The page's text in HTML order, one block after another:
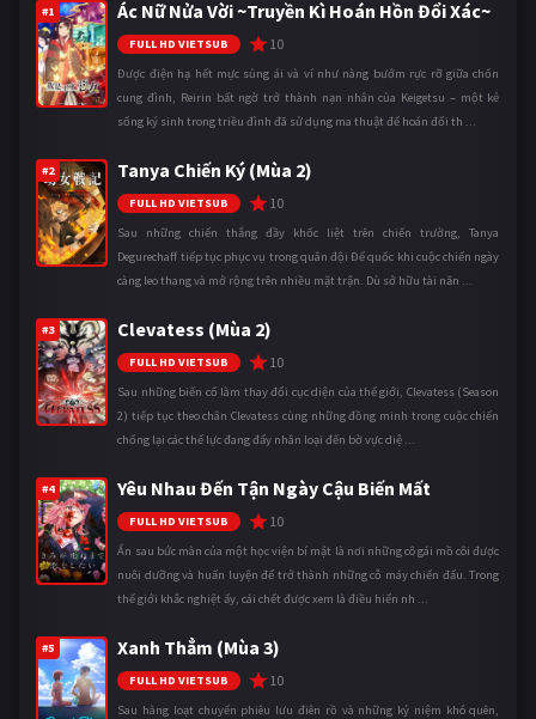
#1 Ác Nữ Nửa Vời ~Truyền Kì Hoán Hồn Đổi Xác~
FULL HD VIETSUB 10
Được điện hạ hết mực sủng ái và ví như nàng bướm rực rỡ giữa chốn
cung đình, Reirin bất ngờ trở thành nạn nhân của Keigetsu – một kẻ
sống ký sinh trong triều đình đã sử dụng ma thuật để hoán đổi th ...
#2 Tanya Chiến Ký (Mùa 2)
FULL HD VIETSUB 10
Sau những chiến thắng đầy khốc liệt trên chiến trường, Tanya
Degurechaff tiếp tục phục vụ trong quân đội Đế quốc khi cuộc chiến ngày
càng leo thang và mở rộng trên nhiều mặt trận. Dù sở hữu tài năn ...
#3 Clevatess (Mùa 2)
FULL HD VIETSUB 10
Sau những biến cố làm thay đổi cục diện của thế giới, Clevatess (Season
2) tiếp tục theo chân Clevatess cùng những đồng minh trong cuộc chiến
chống lại các thế lực đang đẩy nhân loại đến bờ vực diệ ...
#4 Yêu Nhau Đến Tận Ngày Cậu Biến Mất
FULL HD VIETSUB 10
Ẩn sau bức màn của một học viện bí mật là nơi những cô gái mồ côi được
nuôi dưỡng và huấn luyện để trở thành những cỗ máy chiến đấu. Trong
thế giới khắc nghiệt ấy, cái chết được xem là điều hiển nh ...
#5 Xanh Thẳm (Mùa 3)
FULL HD VIETSUB 10
Sau hàng loạt chuyến phiêu lưu điên rồ và những kỷ niệm khó quên,